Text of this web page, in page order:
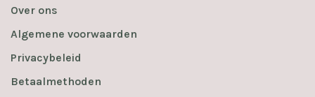
Over ons
Algemene voorwaarden
Privacybeleid
Betaalmethoden